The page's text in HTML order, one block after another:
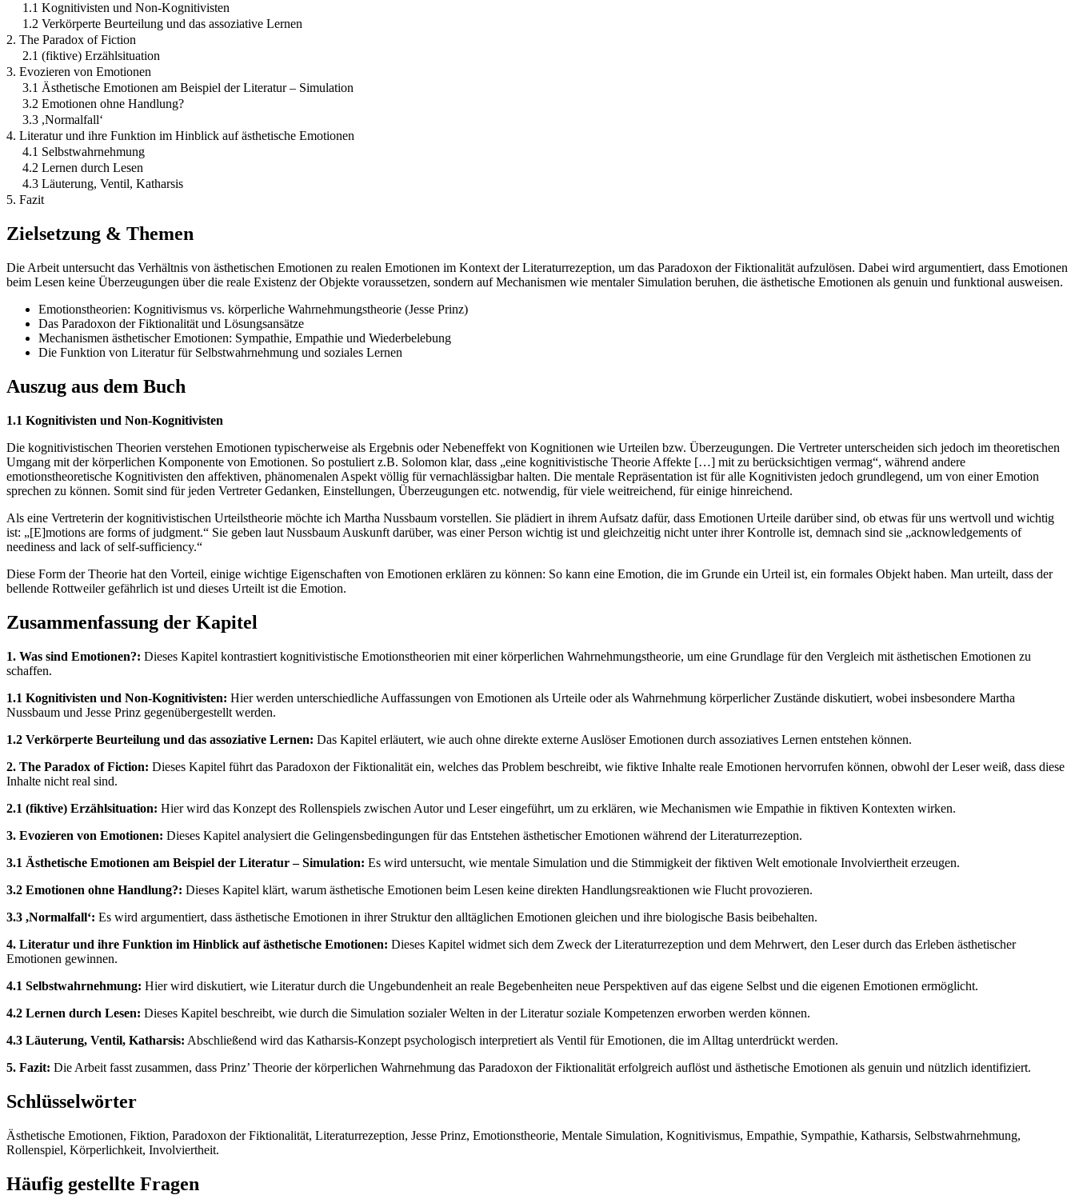
1.1 Kognitivisten und Non-Kognitivisten
1.2 Verkörperte Beurteilung und das assoziative Lernen
2. The Paradox of Fiction
2.1 (fiktive) Erzählsituation
3. Evozieren von Emotionen
3.1 Ästhetische Emotionen am Beispiel der Literatur – Simulation
3.2 Emotionen ohne Handlung?
3.3 ,Normalfallʻ
4. Literatur und ihre Funktion im Hinblick auf ästhetische Emotionen
4.1 Selbstwahrnehmung
4.2 Lernen durch Lesen
4.3 Läuterung, Ventil, Katharsis
5. Fazit
Zielsetzung & Themen
Die Arbeit untersucht das Verhältnis von ästhetischen Emotionen zu realen Emotionen im Kontext der Literaturrezeption, um das Paradoxon der Fiktionalität aufzulösen. Dabei wird argumentiert, dass Emotionen
beim Lesen keine Überzeugungen über die reale Existenz der Objekte voraussetzen, sondern auf Mechanismen wie mentaler Simulation beruhen, die ästhetische Emotionen als genuin und funktional ausweisen.
Emotionstheorien: Kognitivismus vs. körperliche Wahrnehmungstheorie (Jesse Prinz)
Das Paradoxon der Fiktionalität und Lösungsansätze
Mechanismen ästhetischer Emotionen: Sympathie, Empathie und Wiederbelebung
Die Funktion von Literatur für Selbstwahrnehmung und soziales Lernen
Auszug aus dem Buch
1.1 Kognitivisten und Non-Kognitivisten
Die kognitivistischen Theorien verstehen Emotionen typischerweise als Ergebnis oder Nebeneffekt von Kognitionen wie Urteilen bzw. Überzeugungen. Die Vertreter unterscheiden sich jedoch im theoretischen
Umgang mit der körperlichen Komponente von Emotionen. So postuliert z.B. Solomon klar, dass „eine kognitivistische Theorie Affekte […] mit zu berücksichtigen vermag“, während andere
emotionstheoretische Kognitivisten den affektiven, phänomenalen Aspekt völlig für vernachlässigbar halten. Die mentale Repräsentation ist für alle Kognitivisten jedoch grundlegend, um von einer Emotion
sprechen zu können. Somit sind für jeden Vertreter Gedanken, Einstellungen, Überzeugungen etc. notwendig, für viele weitreichend, für einige hinreichend.
Als eine Vertreterin der kognitivistischen Urteilstheorie möchte ich Martha Nussbaum vorstellen. Sie plädiert in ihrem Aufsatz dafür, dass Emotionen Urteile darüber sind, ob etwas für uns wertvoll und wichtig
ist: „[E]motions are forms of judgment.“ Sie geben laut Nussbaum Auskunft darüber, was einer Person wichtig ist und gleichzeitig nicht unter ihrer Kontrolle ist, demnach sind sie „acknowledgements of
neediness and lack of self-sufficiency.“
Diese Form der Theorie hat den Vorteil, einige wichtige Eigenschaften von Emotionen erklären zu können: So kann eine Emotion, die im Grunde ein Urteil ist, ein formales Objekt haben. Man urteilt, dass der
bellende Rottweiler gefährlich ist und dieses Urteilt ist die Emotion.
Zusammenfassung der Kapitel
1. Was sind Emotionen?: Dieses Kapitel kontrastiert kognitivistische Emotionstheorien mit einer körperlichen Wahrnehmungstheorie, um eine Grundlage für den Vergleich mit ästhetischen Emotionen zu
schaffen.
1.1 Kognitivisten und Non-Kognitivisten: Hier werden unterschiedliche Auffassungen von Emotionen als Urteile oder als Wahrnehmung körperlicher Zustände diskutiert, wobei insbesondere Martha
Nussbaum und Jesse Prinz gegenübergestellt werden.
1.2 Verkörperte Beurteilung und das assoziative Lernen: Das Kapitel erläutert, wie auch ohne direkte externe Auslöser Emotionen durch assoziatives Lernen entstehen können.
2. The Paradox of Fiction: Dieses Kapitel führt das Paradoxon der Fiktionalität ein, welches das Problem beschreibt, wie fiktive Inhalte reale Emotionen hervorrufen können, obwohl der Leser weiß, dass diese
Inhalte nicht real sind.
2.1 (fiktive) Erzählsituation: Hier wird das Konzept des Rollenspiels zwischen Autor und Leser eingeführt, um zu erklären, wie Mechanismen wie Empathie in fiktiven Kontexten wirken.
3. Evozieren von Emotionen: Dieses Kapitel analysiert die Gelingensbedingungen für das Entstehen ästhetischer Emotionen während der Literaturrezeption.
3.1 Ästhetische Emotionen am Beispiel der Literatur – Simulation: Es wird untersucht, wie mentale Simulation und die Stimmigkeit der fiktiven Welt emotionale Involviertheit erzeugen.
3.2 Emotionen ohne Handlung?: Dieses Kapitel klärt, warum ästhetische Emotionen beim Lesen keine direkten Handlungsreaktionen wie Flucht provozieren.
3.3 ,Normalfallʻ: Es wird argumentiert, dass ästhetische Emotionen in ihrer Struktur den alltäglichen Emotionen gleichen und ihre biologische Basis beibehalten.
4. Literatur und ihre Funktion im Hinblick auf ästhetische Emotionen: Dieses Kapitel widmet sich dem Zweck der Literaturrezeption und dem Mehrwert, den Leser durch das Erleben ästhetischer
Emotionen gewinnen.
4.1 Selbstwahrnehmung: Hier wird diskutiert, wie Literatur durch die Ungebundenheit an reale Begebenheiten neue Perspektiven auf das eigene Selbst und die eigenen Emotionen ermöglicht.
4.2 Lernen durch Lesen: Dieses Kapitel beschreibt, wie durch die Simulation sozialer Welten in der Literatur soziale Kompetenzen erworben werden können.
4.3 Läuterung, Ventil, Katharsis: Abschließend wird das Katharsis-Konzept psychologisch interpretiert als Ventil für Emotionen, die im Alltag unterdrückt werden.
5. Fazit: Die Arbeit fasst zusammen, dass Prinz’ Theorie der körperlichen Wahrnehmung das Paradoxon der Fiktionalität erfolgreich auflöst und ästhetische Emotionen als genuin und nützlich identifiziert.
Schlüsselwörter
Ästhetische Emotionen, Fiktion, Paradoxon der Fiktionalität, Literaturrezeption, Jesse Prinz, Emotionstheorie, Mentale Simulation, Kognitivismus, Empathie, Sympathie, Katharsis, Selbstwahrnehmung,
Rollenspiel, Körperlichkeit, Involviertheit.
Häufig gestellte Fragen